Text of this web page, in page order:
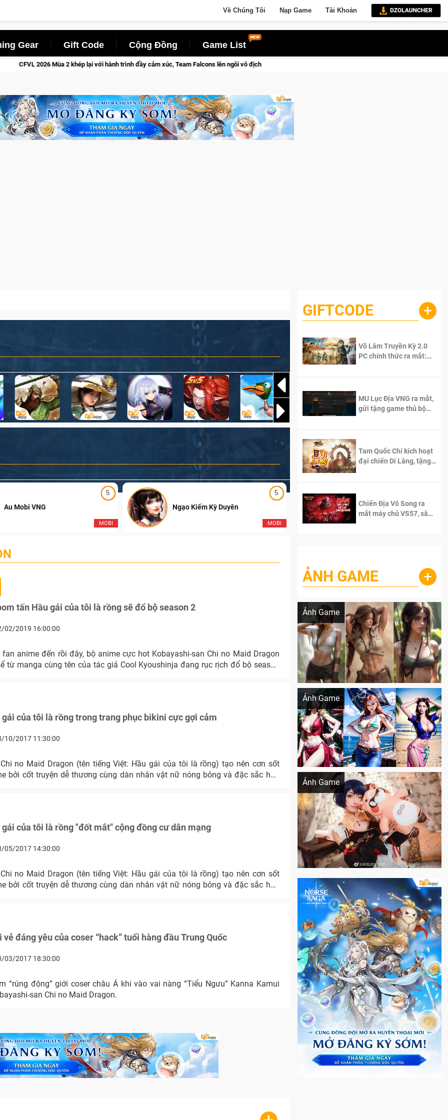
Về Chúng Tôi Nạp Game Tài Khoản
Gear Gift Code Cộng Đồng Game List
khép lại với hành trình đầy cảm xúc, Team Falcons lên ngôi vô địch Medal Hunter: Game bắn súng PvP tọa độ đỉnh cao đưa bạn vào các
5
MOBI
Au Mobi VNG
5
MOBI
Ngạo Kiếm Kỳ Duyên Ngạo Thiên Mobile
tấn Hầu gái của tôi là rồng sẽ đổ bộ season 2
02/2019 16:00:00
anime đến rồi đây, bộ anime cực hot Kobayashi-san Chi no Maid Dragon
từ manga cùng tên của tác giả Cool Kyoushinja đang rục rịch đổ bộ season
gái của tôi là rồng trong trang phục bikini cực gợi cảm
10/2017 11:30:00
no Maid Dragon (tên tiếng Việt: Hầu gái của tôi là rồng) tạo nên cơn sốt
bởi cốt truyện dễ thương cùng dàn nhân vật nữ nóng bỏng và đặc sắc hơn
của tôi là rồng "đốt mắt" cộng đồng cư dân mạng
05/2017 14:30:00
no Maid Dragon (tên tiếng Việt: Hầu gái của tôi là rồng) tạo nên cơn sốt
bởi cốt truyện dễ thương cùng dàn nhân vật nữ nóng bỏng và đặc sắc hơn
vẻ đáng yêu của coser “hack” tuổi hàng đầu Trung Quốc
03/2017 18:30:00
“rúng động” giới coser châu Á khi vào vai nàng “Tiểu Ngưu” Kanna Kamui
san Chi no Maid Dragon.
GIFTCODE +
Võ Lâm Truyền Kỳ 2.0
PC chính thức ra mắt:
MU Lục Địa VNG ra mắt,
gửi tặng game thủ bộ
Tam Quốc Chí kích hoạt
đại chiến Di Lăng, tặng
Chiến Địa Vô Song ra
mắt máy chủ VS57, sân
ẢNH GAME +
Ảnh Game
Lala Croft vừa nóng vừa xinh dưới nét vẽ
Ảnh Game
Khi AI Cosplay gái đẹp One Piece
Ảnh Game
Cosplay Xiangling siêu cute